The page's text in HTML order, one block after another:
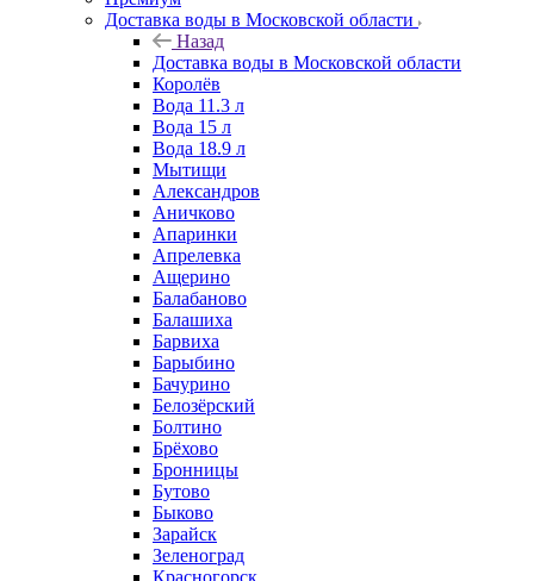
Доставка воды в Московской области
Назад
Доставка воды в Московской области
Королёв
Вода 11.3 л
Вода 15 л
Вода 18.9 л
Мытищи
Александров
Аничково
Апаринки
Апрелевка
Ащерино
Балабаново
Балашиха
Барвиха
Барыбино
Бачурино
Белозёрский
Болтино
Брёхово
Бронницы
Бутово
Быково
Зарайск
Зеленоград
Красногорск